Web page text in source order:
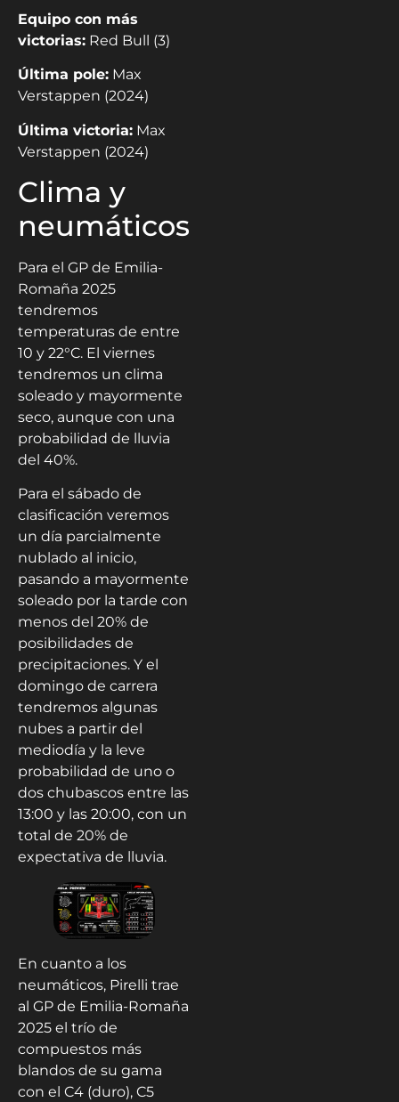
Equipo con más
victorias: Red Bull (3)
Última pole: Max
Verstappen (2024)
Última victoria: Max
Verstappen (2024)
Clima y
neumáticos
Para el GP de Emilia-
Romaña 2025
tendremos
temperaturas de entre
10 y 22°C. El viernes
tendremos un clima
soleado y mayormente
seco, aunque con una
probabilidad de lluvia
del 40%.
Para el sábado de
clasificación veremos
un día parcialmente
nublado al inicio,
pasando a mayormente
soleado por la tarde con
menos del 20% de
posibilidades de
precipitaciones. Y el
domingo de carrera
tendremos algunas
nubes a partir del
mediodía y la leve
probabilidad de uno o
dos chubascos entre las
13:00 y las 20:00, con un
total de 20% de
expectativa de lluvia.
En cuanto a los
neumáticos, Pirelli trae
al GP de Emilia-Romaña
2025 el trío de
compuestos más
blandos de su gama
con el C4 (duro), C5